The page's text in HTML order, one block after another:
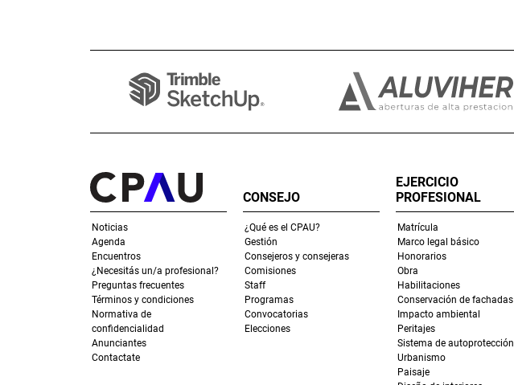
Noticias
Agenda
Encuentros
¿Necesitás un/a profesional?
Preguntas frecuentes
Términos y condiciones
Normativa de
confidencialidad
Anunciantes
Contactate
CONSEJO
¿Qué es el CPAU?
Gestión
Consejeros y consejeras
Comisiones
Staff
Programas
Convocatorias
Elecciones
EJERCICIO
PROFESIONAL
Matrícula
Marco legal básico
Honorarios
Obra
Habilitaciones
Conservación de fachadas
Impacto ambiental
Peritajes
Sistema de autoprotección
Urbanismo
Paisaje